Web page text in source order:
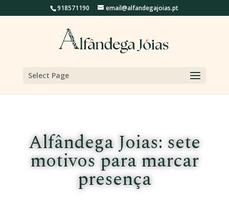
918571190 email@alfandegajoias.pt
Select Page
Alfândega Joias: sete
motivos para marcar
presença